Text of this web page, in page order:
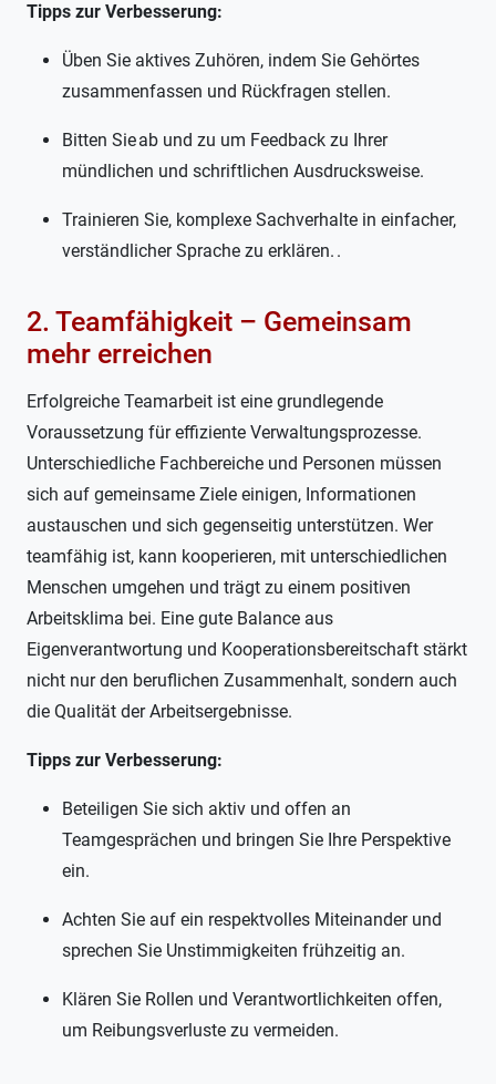
Tipps zur Verbesserung:
Üben Sie aktives Zuhören, indem Sie Gehörtes
zusammenfassen und Rückfragen stellen.
Bitten Sie ab und zu um Feedback zu Ihrer
mündlichen und schriftlichen Ausdrucksweise.
Trainieren Sie, komplexe Sachverhalte in einfacher,
verständlicher Sprache zu erklären. .
2. Teamfähigkeit – Gemeinsam
mehr erreichen
Erfolgreiche Teamarbeit ist eine grundlegende
Voraussetzung für effiziente Verwaltungsprozesse.
Unterschiedliche Fachbereiche und Personen müssen
sich auf gemeinsame Ziele einigen, Informationen
austauschen und sich gegenseitig unterstützen. Wer
teamfähig ist, kann kooperieren, mit unterschiedlichen
Menschen umgehen und trägt zu einem positiven
Arbeitsklima bei. Eine gute Balance aus
Eigenverantwortung und Kooperationsbereitschaft stärkt
nicht nur den beruflichen Zusammenhalt, sondern auch
die Qualität der Arbeitsergebnisse.
Tipps zur Verbesserung:
Beteiligen Sie sich aktiv und offen an
Teamgesprächen und bringen Sie Ihre Perspektive
ein.
Achten Sie auf ein respektvolles Miteinander und
sprechen Sie Unstimmigkeiten frühzeitig an.
Klären Sie Rollen und Verantwortlichkeiten offen,
um Reibungsverluste zu vermeiden.